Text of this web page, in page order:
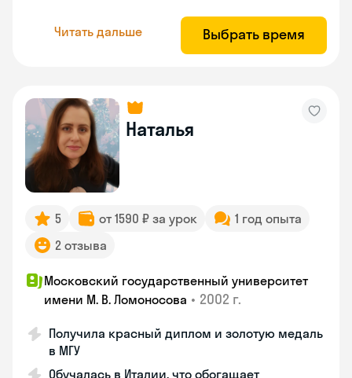
Читать дальше Выбрать время
Наталья
5 от 1590 ₽ за урок
1 год опыта
2 отзыва
Московский государственный университет
имени М. В. Ломоносова • 2002 г.
Получила красный диплом и золотую медаль
в МГУ
Обучалась в Италии, что обогащает